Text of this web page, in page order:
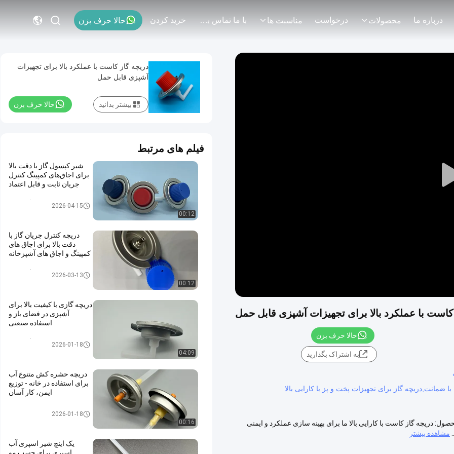
درباره ما محصولات درخواست مناسبت ها با ما تماس بگیرید خريد كردن حالا حرف بزن
Play
با عملکرد بالا برای تجهیزات آشپزی قابل حمل
حالا حرف بزن
به اشتراک بگذارید
ضمانت,دریچه گاز برای تجهیزات پخت و پز با کارایی بالا
دریچه گاز کاست با کارایی بالا ما برای بهینه سازی عملکرد و ایمنی
مشاهده بیشتر
دریچه گاز کاست با عملکرد بالا برای تجهیزات
آشپزی قابل حمل
حالا حرف بزن بیشتر بدانید
فیلم های مرتبط
00:12
شیر کپسول گاز با دقت بالا
برای اجاق‌های کمپینگ کنترل
جریان ثابت و قابل اعتماد
شیر کارتریج گاز بوتان2026-04-15
00:12
دریچه کنترل جریان گاز با
دقت بالا برای اجاق های
کمپینگ و اجاق های آشپزخانه
شیر کارتریج گاز بوتان2026-03-13
04:09
دریچه گازی با کیفیت بالا برای
آشپزی در فضای باز و
استفاده صنعتی
شیر کارتریج گاز بوتان2026-01-18
00:16
دریچه حشره کش متنوع آب
برای استفاده در خانه - توزیع
ایمن، کار آسان
water alcohol based insecticid
2026-01-18
یک اینچ شیر اسپری آب